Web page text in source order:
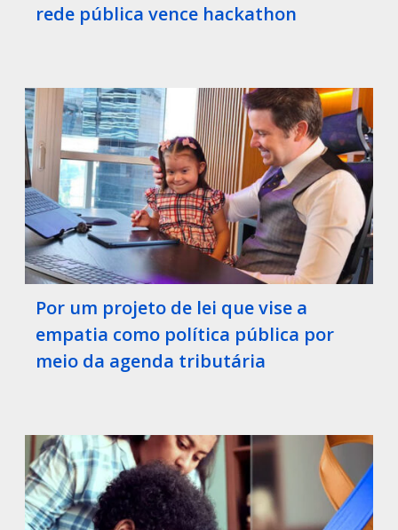
rede pública vence hackathon
Por um projeto de lei que vise a
empatia como política pública por
meio da agenda tributária